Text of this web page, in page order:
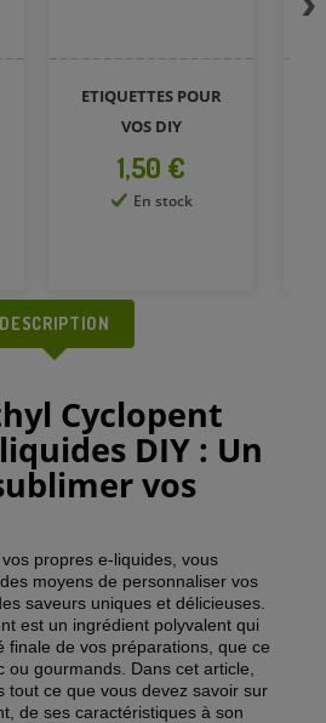
ETIQUETTES POUR
VOS DIY
Prix
1,50 €
En stock
DESCRIPTION
Cyclopent
DIY : Un
vos
propres e-liquides, vous
moyens de personnaliser vos
saveurs uniques et délicieuses.
est un ingrédient polyvalent qui
finale de vos préparations, que ce
gourmands. Dans cet article,
tout ce que vous devez savoir sur
de ses caractéristiques à son